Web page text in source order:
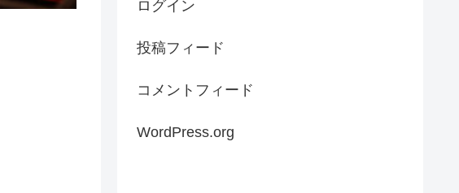
ログイン
投稿フィード
コメントフィード
WordPress.org